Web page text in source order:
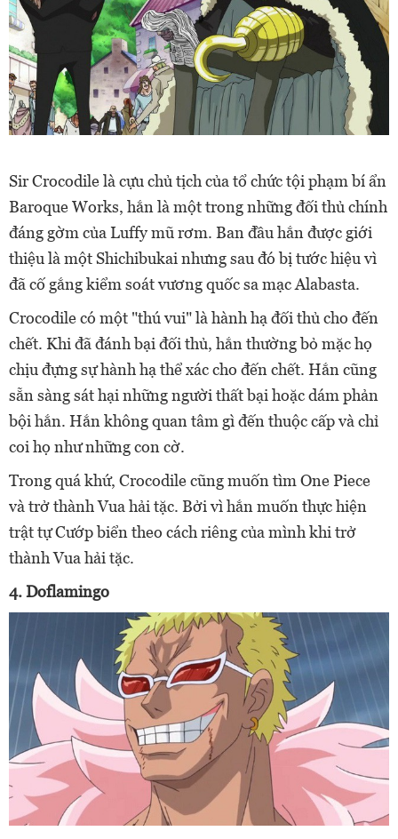
Sir Crocodile là cựu chủ tịch của tổ chức tội phạm bí ẩn
Baroque Works, hắn là một trong những đối thủ chính
đáng gờm của Luffy mũ rơm. Ban đầu hắn được giới
thiệu là một Shichibukai nhưng sau đó bị tước hiệu vì
đã cố gắng kiểm soát vương quốc sa mạc Alabasta.
Crocodile có một "thú vui" là hành hạ đối thủ cho đến
chết. Khi đã đánh bại đối thủ, hắn thường bỏ mặc họ
chịu đựng sự hành hạ thể xác cho đến chết. Hắn cũng
sẵn sàng sát hại những người thất bại hoặc dám phản
bội hắn. Hắn không quan tâm gì đến thuộc cấp và chỉ
coi họ như những con cờ.
Trong quá khứ, Crocodile cũng muốn tìm One Piece
và trở thành Vua hải tặc. Bởi vì hắn muốn thực hiện
trật tự Cướp biển theo cách riêng của mình khi trở
thành Vua hải tặc.
4. Doflamingo